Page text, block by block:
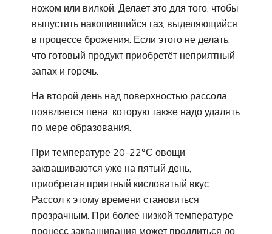
ножом или вилкой. Делает это для того, чтобы
выпустить накопившийся газ, выделяющийся
в процессе брожения. Если этого не делать,
что готовый продукт приобретёт неприятный
запах и горечь.
На второй день над поверхностью рассола
появляется пена, которую также надо удалять
по мере образования.
При температуре 20-22°С овощи
заквашиваются уже на пятый день,
приобретая приятный кисловатый вкус.
Рассол к этому времени становиться
прозрачным. При более низкой температуре
процесс заквашивания может продлиться до